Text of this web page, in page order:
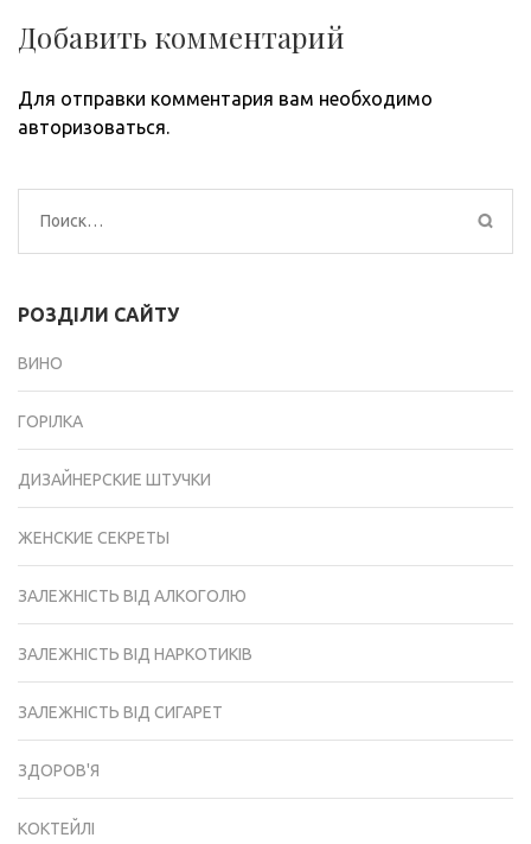
Добавить комментарий
Для отправки комментария вам необходимо
авторизоваться.
Найти:
РОЗДІЛИ САЙТУ
ВИНО
ГОРІЛКА
ДИЗАЙНЕРСКИЕ ШТУЧКИ
ЖЕНСКИЕ СЕКРЕТЫ
ЗАЛЕЖНІСТЬ ВІД АЛКОГОЛЮ
ЗАЛЕЖНІСТЬ ВІД НАРКОТИКІВ
ЗАЛЕЖНІСТЬ ВІД СИГАРЕТ
ЗДОРОВ'Я
КОКТЕЙЛІ